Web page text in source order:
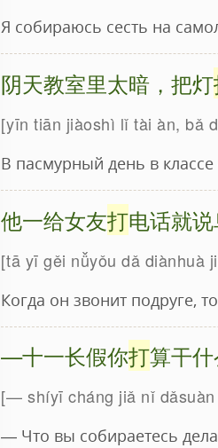
Я собираюсь сесть на
阴天教室里太暗，把灯
yīn tiān jiàoshì lǐ tài àn, bǎ
В пасмурный день в
他一给女友打电话就说
tā yī gěi nǚyǒu dǎ diànhuà
Когда он звонит подруге,
—十一长假你打算干
— shíyī cháng jiǎ nǐ
— Что вы собираетесь